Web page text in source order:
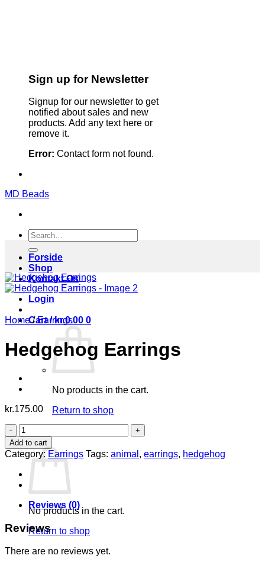
Sign up for Newsletter
Signup for our newsletter to get
notified about sales and new
products. Add any text here or
remove it.
Error: Contact form not found.
MD Beads
Search
for:
Forside
Shop
Kontakt Os
Login
Cart /kr.0.00 0
No products in the cart.
Return to shop
Cart
No products in the cart.
Return to shop
Home / Earrings
Hedgehog Earrings
kr.175.00
Hedgehog
Earrings
quantity
Add to cart
Category: Earrings Tags: animal , earrings, hedgehog
Reviews (0)
Reviews
There are no reviews yet.